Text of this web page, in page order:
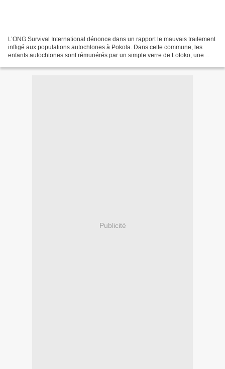
L’ONG Survival International dénonce dans un rapport le mauvais traitement
infligé aux populations autochtones à Pokola. Dans cette commune, les
enfants autochtones sont rémunérés par un simple verre de Lotoko, une
Publicité